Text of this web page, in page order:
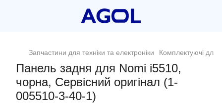
Запчастини для техніки та електроніки Комплектуючі для
Панель задня для Nomi i5510,
чорна, Сервісний оригінал (1-
005510-3-40-1)